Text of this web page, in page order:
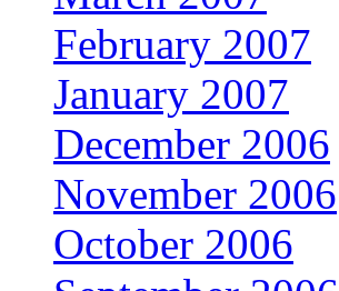
February 2007
January 2007
December 2006
November 2006
October 2006